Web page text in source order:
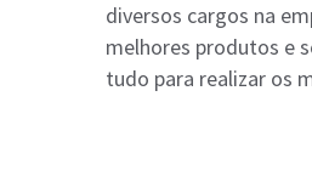
diversos cargos na
melhores produtos e
tudo para realizar os